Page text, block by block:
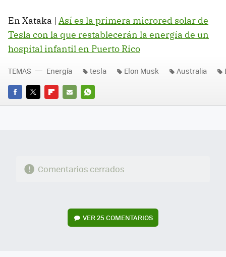
En Xataka | Así es la primera microred solar de
Tesla con la que restablecerán la energía de un
hospital infantil en Puerto Rico
FACEBOOK
TWITTERFLIPBOARD
E-
WHATSAPP
TEMAS Energía tesla Elon Musk Australia
Comentarios cerrados
VER25 COMENTARIOS